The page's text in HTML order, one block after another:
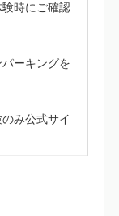
時にご確認
ーキングを
み公式サイ